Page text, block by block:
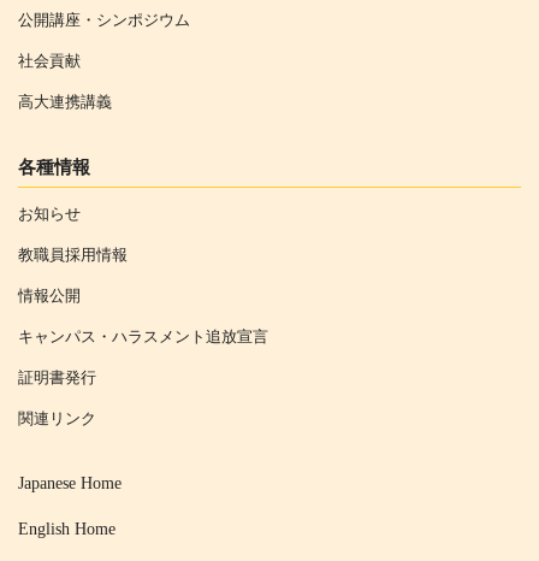
公開講座・シンポジウム
社会貢献
高大連携講義
各種情報
お知らせ
教職員採用情報
情報公開
キャンパス・ハラスメント追放宣言
証明書発行
関連リンク
Japanese Home
English Home